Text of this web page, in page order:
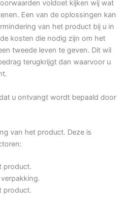
voldoet kijken wij wat
Een van de oplossingen kan
van het product bij u in
kosten die nodig zijn om het
tweede leven te geven. Dit wil
terugkrijgt dan waarvoor u
u ontvangt wordt bepaald door
van het product. Deze is
product.
product.